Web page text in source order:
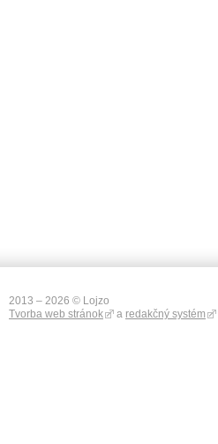
2013 – 2026 © Lojzo
Tvorba web stránok
a redakčný systém